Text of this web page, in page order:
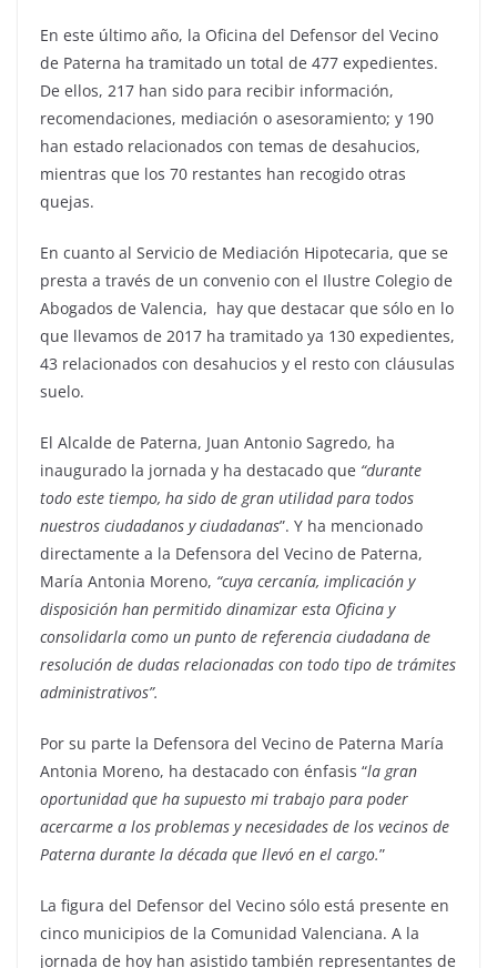
En este último año, la Oficina del Defensor del Vecino
de Paterna ha tramitado un total de 477 expedientes.
De ellos, 217 han sido para recibir información,
recomendaciones, mediación o asesoramiento; y 190
han estado relacionados con temas de desahucios,
mientras que los 70 restantes han recogido otras
quejas.
En cuanto al Servicio de Mediación Hipotecaria, que se
presta a través de un convenio con el Ilustre Colegio de
Abogados de Valencia, hay que destacar que sólo en lo
que llevamos de 2017 ha tramitado ya 130 expedientes,
43 relacionados con desahucios y el resto con cláusulas
suelo.
El Alcalde de Paterna, Juan Antonio Sagredo, ha
inaugurado la jornada y ha destacado que “durante
todo este tiempo, ha sido de gran utilidad para todos
nuestros ciudadanos y ciudadanas”. Y ha mencionado
directamente a la Defensora del Vecino de Paterna,
María Antonia Moreno, “cuya cercanía, implicación y
disposición han permitido dinamizar esta Oficina y
consolidarla como un punto de referencia ciudadana de
resolución de dudas relacionadas con todo tipo de trámites
administrativos”.
Por su parte la Defensora del Vecino de Paterna María
Antonia Moreno, ha destacado con énfasis “la gran
oportunidad que ha supuesto mi trabajo para poder
acercarme a los problemas y necesidades de los vecinos de
Paterna durante la década que llevó en el cargo.”
La figura del Defensor del Vecino sólo está presente en
cinco municipios de la Comunidad Valenciana. A la
jornada de hoy han asistido también representantes de